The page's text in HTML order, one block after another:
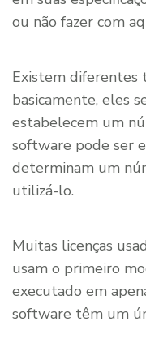
ou não fazer com
Existem diferentes
basicamente, eles
estabelecem um
software pode ser
determinam um
utilizá-lo.
Muitas licenças
usam o primeiro
executado em
software têm um